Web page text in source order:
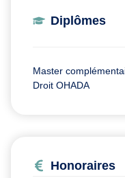
Diplômes
Master
Droit OHADA
Honoraires